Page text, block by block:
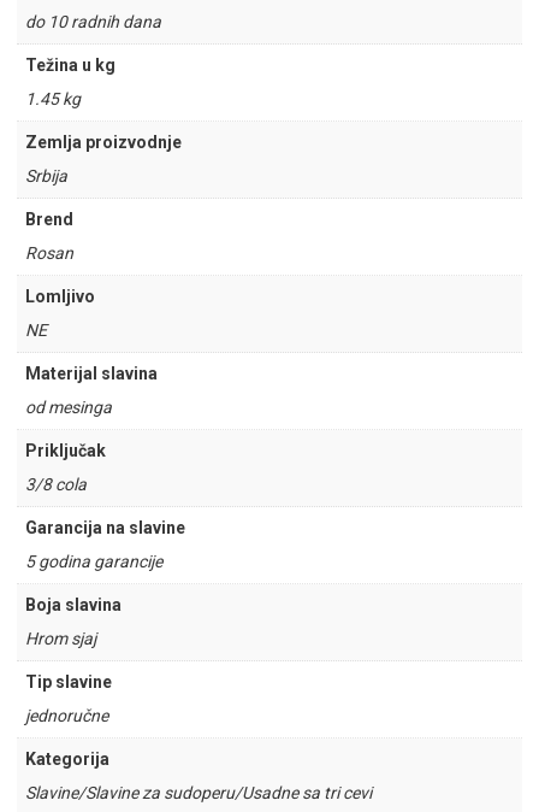
do 10 radnih dana
Težina u kg
1.45 kg
Zemlja proizvodnje
Srbija
Brend
Rosan
Lomljivo
NE
Materijal slavina
od mesinga
Priključak
3/8 cola
Garancija na slavine
5 godina garancije
Boja slavina
Hrom sjaj
Tip slavine
jednoručne
Kategorija
Slavine/Slavine za sudoperu/Usadne sa tri cevi